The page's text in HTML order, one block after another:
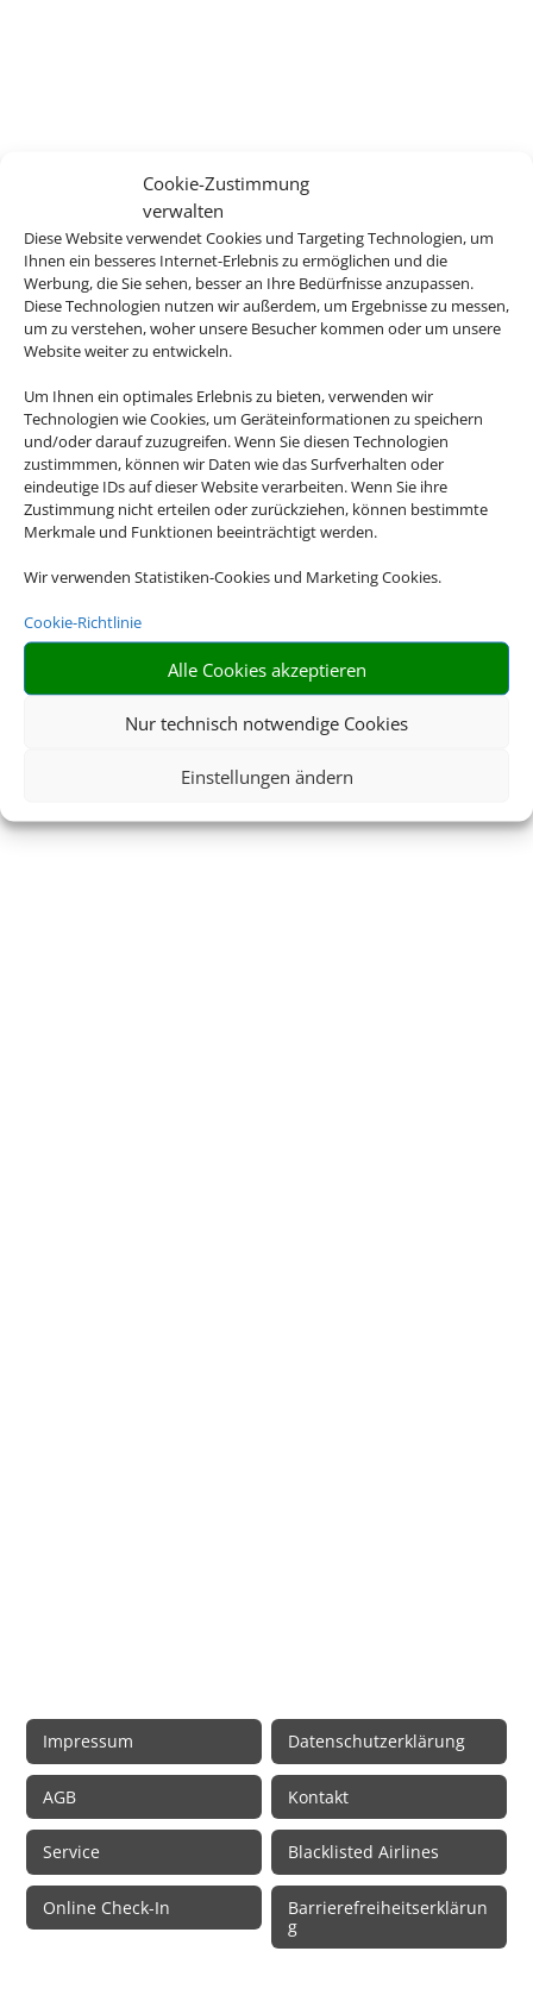
Cookie-Zustimmung
verwalten
Diese Website verwendet Cookies und Targeting Technologien, um
Ihnen ein besseres Internet-Erlebnis zu ermöglichen und die
Werbung, die Sie sehen, besser an Ihre Bedürfnisse anzupassen.
Diese Technologien nutzen wir außerdem, um Ergebnisse zu messen,
um zu verstehen, woher unsere Besucher kommen oder um unsere
Website weiter zu entwickeln.
Um Ihnen ein optimales Erlebnis zu bieten, verwenden wir
Technologien wie Cookies, um Geräteinformationen zu speichern
und/oder darauf zuzugreifen. Wenn Sie diesen Technologien
zustimmmen, können wir Daten wie das Surfverhalten oder
eindeutige IDs auf dieser Website verarbeiten. Wenn Sie ihre
Zustimmung nicht erteilen oder zurückziehen, können bestimmte
Merkmale und Funktionen beeinträchtigt werden.
Wir verwenden Statistiken-Cookies und Marketing Cookies.
Cookie-Richtlinie
Alle Cookies akzeptieren
Nur technisch notwendige Cookies
Einstellungen ändern
Impressum Datenschutzerklärung
AGB Kontakt
Service Blacklisted Airlines
Online Check-In
Barrierefreiheitserklärun
g